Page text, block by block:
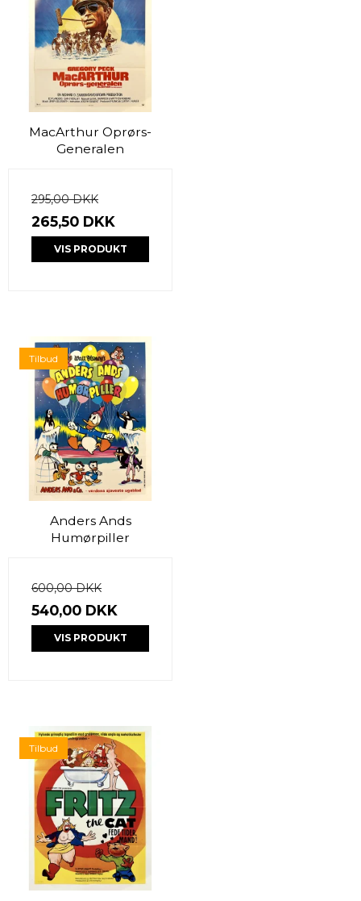
MacArthur Oprørs-
Generalen
295,00 DKK
265,50 DKK
VIS PRODUKT
Tilbud
Anders Ands
Humørpiller
600,00 DKK
540,00 DKK
VIS PRODUKT
Tilbud